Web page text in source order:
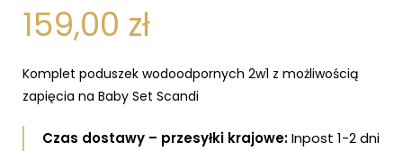
159,00 zł
Komplet poduszek wodoodpornych 2w1 z możliwością
zapięcia na Baby Set Scandi
Czas dostawy – przesyłki krajowe:Inpost 1-2 dni